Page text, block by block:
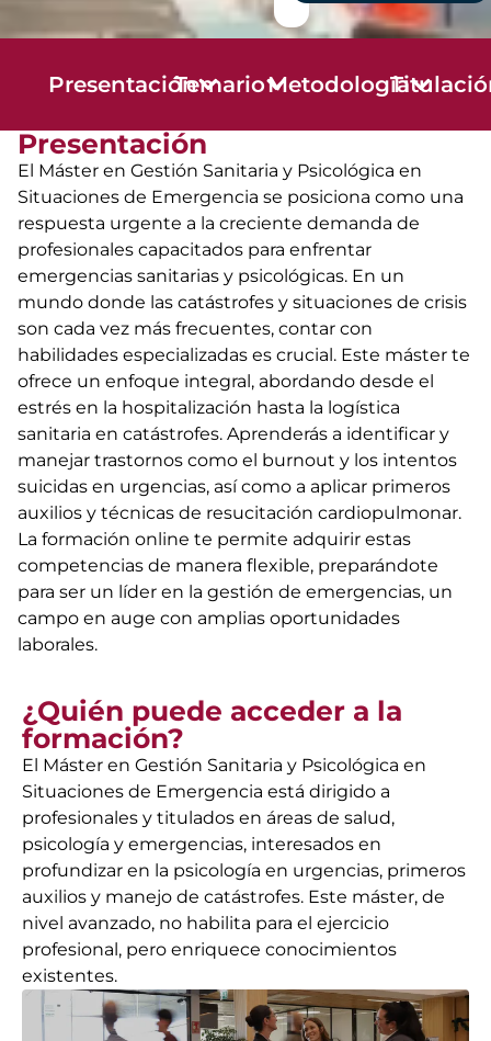
PresentaciónTemarioMetodología
Presentación
El Máster en Gestión Sanitaria y Psicológica en
Situaciones de Emergencia se posiciona como una
respuesta urgente a la creciente demanda de
profesionales capacitados para enfrentar
emergencias sanitarias y psicológicas. En un
mundo donde las catástrofes y situaciones de crisis
son cada vez más frecuentes, contar con
habilidades especializadas es crucial. Este máster te
ofrece un enfoque integral, abordando desde el
estrés en la hospitalización hasta la logística
sanitaria en catástrofes. Aprenderás a identificar y
manejar trastornos como el burnout y los intentos
suicidas en urgencias, así como a aplicar primeros
auxilios y técnicas de resucitación cardiopulmonar.
La formación online te permite adquirir estas
competencias de manera flexible, preparándote
para ser un líder en la gestión de emergencias, un
campo en auge con amplias oportunidades
laborales.
¿Quién puede acceder a la
formación?
El Máster en Gestión Sanitaria y Psicológica en
Situaciones de Emergencia está dirigido a
profesionales y titulados en áreas de salud,
psicología y emergencias, interesados en
profundizar en la psicología en urgencias, primeros
auxilios y manejo de catástrofes. Este máster, de
nivel avanzado, no habilita para el ejercicio
profesional, pero enriquece conocimientos
existentes.